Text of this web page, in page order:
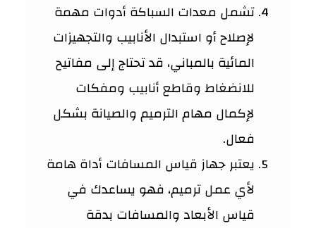
تشمل معدات السباكة أدوات مهمة
لإصلاح أو استبدال الأنابيب والتجهيزات
المائية بالمباني، قد تحتاج إلى مفاتيح
للانضغاط وقاطع أنابيب ومفكات
لإكمال مهام الترميم والصيانة بشكل
فعال.
يعتبر جهاز قياس المسافات أداة هامة
لأي عمل ترميم، فهو يساعدك في
قياس الأبعاد والمسافات بدقة